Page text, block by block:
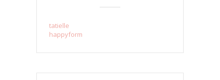
tatielle
happyform